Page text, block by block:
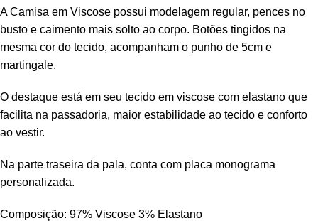
A Camisa em Viscose possui modelagem regular, pences no
busto e caimento mais solto ao corpo. Botões tingidos na
mesma cor do tecido, acompanham o punho de 5cm e
martingale.
O destaque está em seu tecido em viscose com elastano que
facilita na passadoria, maior estabilidade ao tecido e conforto
ao vestir.
Na parte traseira da pala, conta com placa monograma
personalizada.
Composição: 97% Viscose 3% Elastano